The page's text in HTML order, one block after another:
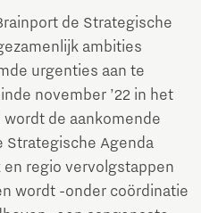
de Strategische
ambities
urgenties aan te
november ’22 in het
wordt de aankomende
Strategische Agenda
en regio vervolgstappen
wordt -onder coördinatie